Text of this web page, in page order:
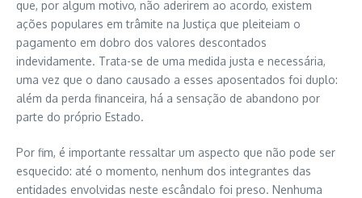
que, por algum motivo, não aderirem ao acordo, existem
ações populares em trâmite na Justiça que pleiteiam o
pagamento em dobro dos valores descontados
indevidamente. Trata-se de uma medida justa e necessária,
uma vez que o dano causado a esses aposentados foi duplo:
além da perda financeira, há a sensação de abandono por
parte do próprio Estado.
Por fim, é importante ressaltar um aspecto que não pode ser
esquecido: até o momento, nenhum dos integrantes das
entidades envolvidas neste escândalo foi preso. Nenhuma